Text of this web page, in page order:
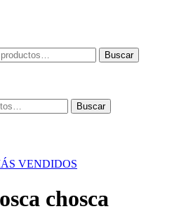
Buscar
Buscar
VENDIDOS
chosca